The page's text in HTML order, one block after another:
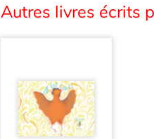
Autres livres écrits